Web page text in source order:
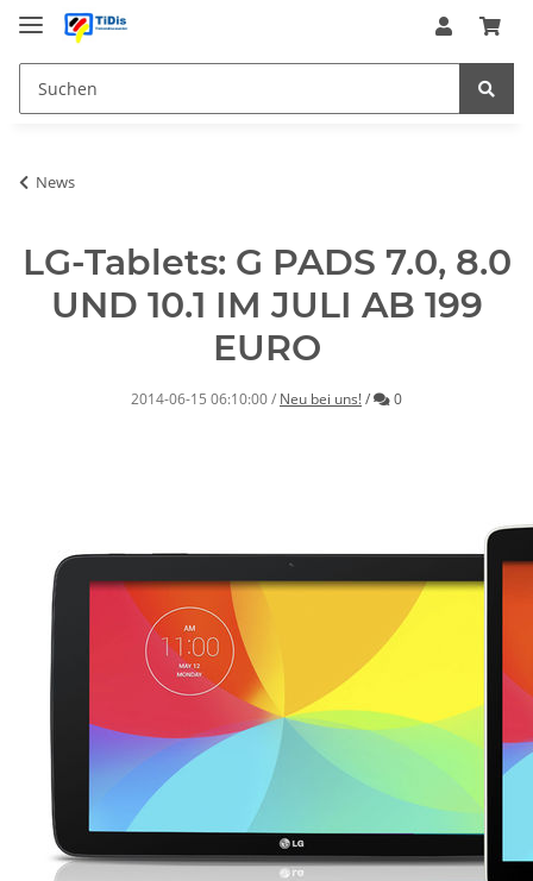
News
LG-Tablets: G PADS 7.0, 8.0
UND 10.1 IM JULI AB 199
EURO
2014-06-15 06:10:00/ Neu bei uns!/ Kommentare
0